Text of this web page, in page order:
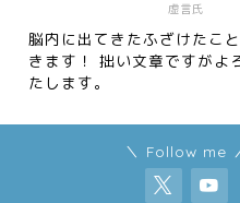
虚言氏
脳内に出てきたふざけたこ
きます！ 拙い文章ですがよ
たします。
＼ Follow me